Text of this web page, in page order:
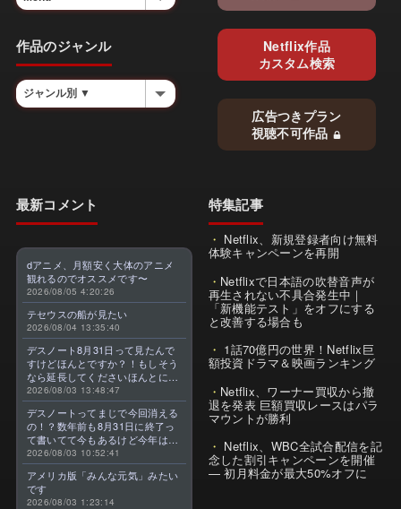
作品のジャンル
Netflix作品
カスタム検索
広告つきプラン
視聴不可作品
最新コメント
dアニメ、月額安く大体のアニメ
観れるのでオススメです〜
2026/08/05 4:20:26
テセウスの船が見たい
2026/08/04 13:35:40
デスノート8月31日って見たんで
すけどほんとですか？！もしそう
なら延長してくださいほんとに大
好きなんです😭
2026/08/03 13:48:47
デスノートってまじで今回消える
の！？数年前も8月31日に終了っ
て書いてて今もあるけど今年はま
じのやつ！？よくわからん！！で
きればなくならないでほしい！平
成アニメを振り返らせてくれっ
っ！！！！！！！
2026/08/03 10:52:41
アメリカ版「みんな元気」みたい
です
2026/08/03 1:23:14
特集記事
Netflix、新規登録者向け無料
体験キャンペーンを再開
Netflixで日本語の吹替音声が
再生されない不具合発生中｜
「新機能テスト」をオフにする
と改善する場合も
1話70億円の世界！Netflix巨
額投資ドラマ＆映画ランキング
Netflix、ワーナー買収から撤
退を発表 巨額買収レースはパラ
マウントが勝利
Netflix、WBC全試合配信を記
念した割引キャンペーンを開催
— 初月料金が最大50%オフに